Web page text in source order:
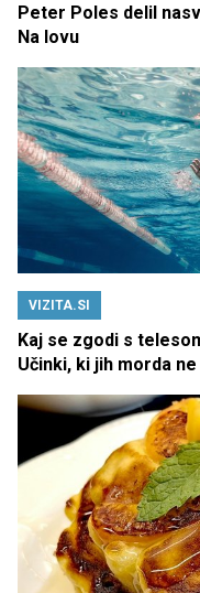
Peter Poles delil
Na lovu
VIZITA.SI
Kaj se zgodi s
Učinki, ki jih morda